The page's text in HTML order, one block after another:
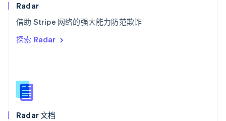
Radar
借助 Stripe 网络的强大能力防范欺诈
探索 Radar
Radar 文档
ไทย
希腊
English
西班牙
新西兰
English
匈牙利
English